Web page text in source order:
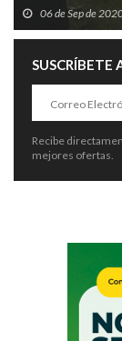
06 de Sep de
SUSCRÍBETE
Recibe
mejores ofertas.